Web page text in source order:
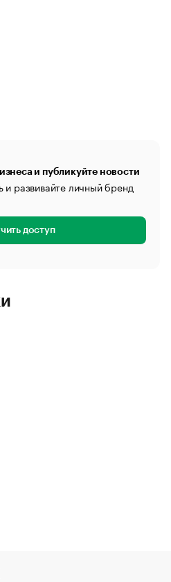
и публикуйте новости
и развивайте личный бренд
доступ